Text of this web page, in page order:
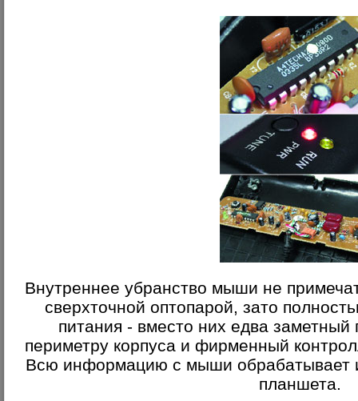
Внутреннее убранство мыши не
сверхточной оптопарой, зато
питания - вместо них едва заметный
периметру корпуса и фирменный
Всю информацию с мыши обрабатывает
планшета.